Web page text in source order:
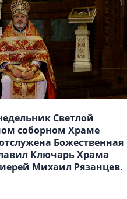
Светлой
соборном Храме
Божественная
Ключарь Храма
Михаил Рязанцев.